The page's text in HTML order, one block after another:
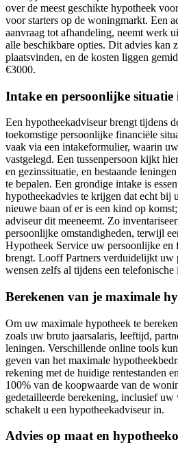
over de meest geschikte hypotheek
voor starters op de woningmarkt. Een
aanvraag tot afhandeling, neemt werk
alle beschikbare opties. Dit advies kan
plaatsvinden, en de kosten liggen
€3000.
Intake en persoonlijke
Een hypotheekadviseur brengt tijdens
toekomstige persoonlijke financiële
vaak via een intakeformulier, waarin
vastgelegd. Een tussenpersoon kijkt
en gezinssituatie, en bestaande
te bepalen. Een grondige intake is
hypotheekadvies te krijgen dat echt bij
nieuwe baan of er is een kind op
adviseur dit meeneemt. Zo
persoonlijke omstandigheden, terwijl
Hypotheek Service uw persoonlijke en
brengt. Looff Partners verduidelijkt uw
wensen zelfs al tijdens een telefonische
Berekenen van je maximale
Om uw maximale hypotheek te
zoals uw bruto jaarsalaris, leeftijd,
leningen. Verschillende online tools
geven van het maximale
rekening met de huidige rentestanden
100% van de koopwaarde van de
gedetailleerde berekening, inclusief uw
schakelt u een hypotheekadviseur in.
Advies op maat en